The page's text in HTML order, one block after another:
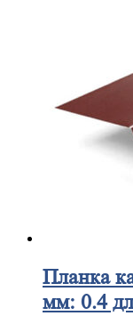
Планка
мм: 0.4